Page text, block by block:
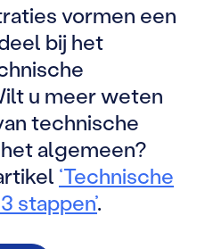
vormen een
bij het
u meer weten
technische
algemeen?
‘Technische
stappen’.